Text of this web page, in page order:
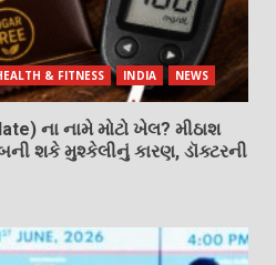
& FITNESS INDIA NEWS
ના નામે મોટો ખેલ? મીઠાશ
શકે મુશ્કેલીનું કારણ, ડૉક્ટરની